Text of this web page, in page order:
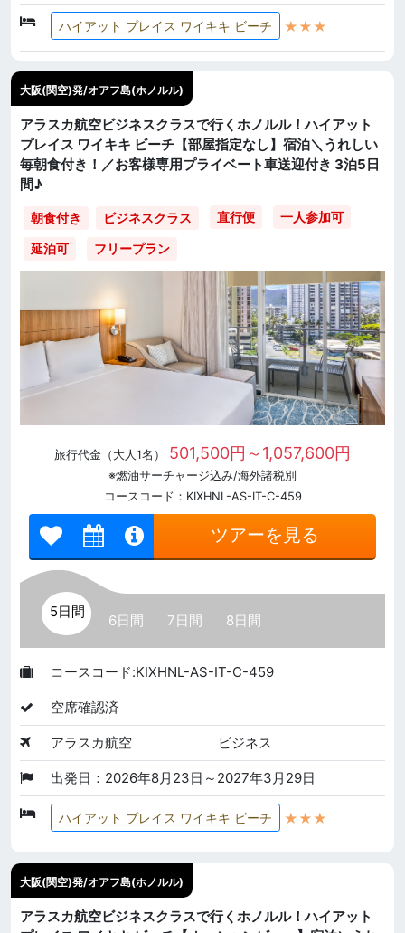
ハイアット プレイス ワイキキ ビーチ ★★★
大阪(関空)発/オアフ島(ホノルル)
アラスカ航空ビジネスクラスで行くホノルル！ハイアット
プレイス ワイキキ ビーチ【部屋指定なし】宿泊＼うれしい
毎朝食付き！／お客様専用プライベート車送迎付き 3泊5日
間♪
朝食付き ビジネスクラス 直行便 一人参加可
延泊可 フリープラン
旅行代金（大人1名） 501,500円～1,057,600円
※燃油サーチャージ込み/海外諸税別
コースコード：KIXHNL-AS-IT-C-459
ツアーを見る
5日間
6日間 7日間 8日間
コースコード:KIXHNL-AS-IT-C-459
空席確認済
アラスカ航空 ビジネス
出発日：2026年8月23日～2027年3月29日
ハイアット プレイス ワイキキ ビーチ ★★★
大阪(関空)発/オアフ島(ホノルル)
アラスカ航空ビジネスクラスで行くホノルル！ハイアット